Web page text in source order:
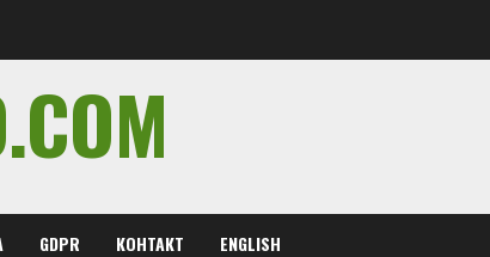
GDPR КОНТАКТ ENGLISH